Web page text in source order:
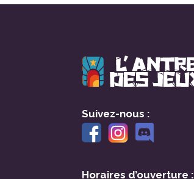
Suivez-nous :
Horaires d’ouverture :